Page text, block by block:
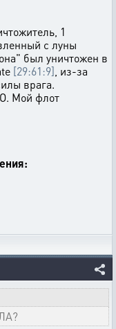
1
с луны
был уничтожен в
[29:61:9] , из-за
врага.
Мой флот